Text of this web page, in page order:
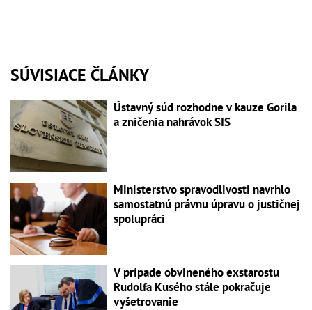
SÚVISIACE ČLÁNKY
Ústavný súd rozhodne v kauze Gorila
a zničenia nahrávok SIS
Ministerstvo spravodlivosti navrhlo
samostatnú právnu úpravu o justičnej
spolupráci
V prípade obvineného exstarostu
Rudolfa Kusého stále pokračuje
vyšetrovanie